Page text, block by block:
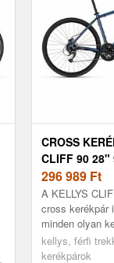
CROSS
CLIFF 90 28"
296 989 Ft
A KELLYS
cross kerékpár
minden olyan
számára, aki
kerékpárt keres
kellys, férfi
kerékpárok